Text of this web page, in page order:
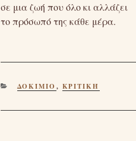
σε μια ζωή που όλο κι αλλάζει
το πρόσωπό της κάθε μέρα.
CATEGORIES
ΔΟΚΊΜΙΟ , ΚΡΙΤΙΚΉ